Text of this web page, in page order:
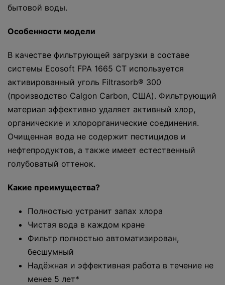
бытовой воды.
Особенности модели
В качестве фильтрующей загрузки в составе
системы Ecosoft FPA 1665 CT используется
активированный уголь Filtrasorb® 300
(производство Calgon Carbon, США). Фильтрующий
материал эффективно удаляет активный хлор,
органические и хлорорганические соединения.
Очищенная вода не содержит пестицидов и
нефтепродуктов, а также имеет естественный
голубоватый оттенок.
Какие преимущества?
Полностью устранит запах хлора
Чистая вода в каждом кране
Фильтр полностью автоматизирован,
бесшумный
Надёжная и эффективная работа в течение не
менее 5 лет*